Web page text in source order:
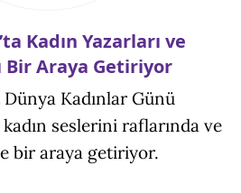
Kadın Yazarları ve
Bir Araya Getiriyor
Kadınlar Günü
seslerini raflarında ve
bir araya getiriyor.